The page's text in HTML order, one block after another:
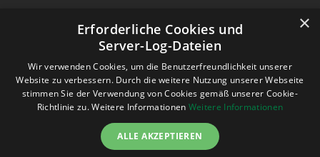
Kontakt
SOCIAL MEDIA
×
Erforderliche Cookies und
Server-Log-Dateien
Wir verwenden Cookies, um die Benutzerfreundlichkeit unserer
Website zu verbessern. Durch die weitere Nutzung unserer Webseite
stimmen Sie der Verwendung von Cookies gemäß unserer Cookie-
Richtlinie zu. Weitere Informationen Weitere Informationen
ALLE AKZEPTIEREN